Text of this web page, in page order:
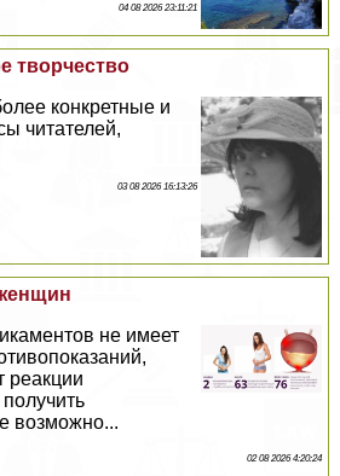
04 08 2026 23:11:21
творчество
конкретные и
читателей,
03 08 2026 16:13:26
не имеет
реакции
возможно...
02 08 2026 4:20:24